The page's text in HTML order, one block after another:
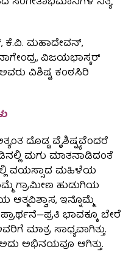
ಕೆ.ವಿ. ಮಹಾದೇವನ್,
ವಿಜಯಭಾಸ್ಕರ್
ವಿಶಿಷ್ಟ ಕಂಠಸಿರಿ
ದೊಡ್ಡ ವೈಶಿಷ್ಟ್ಯವೆಂದರೆ
ಮಗು ಮಾತನಾಡಿದಂತೆ
ವಯಸ್ಸಾದ ಮಹಿಳೆಯ
ಗ್ರಾಮೀಣ ಹುಡುಗಿಯ
ಇನ್ನೊಮ್ಮೆ
ಭಾವಕ್ಕೂ ಬೇರೆ
ಮಾತ್ರ ಸಾಧ್ಯವಾಗಿತ್ತು.
ಅಭಿನಯವೂ ಆಗಿತ್ತು.